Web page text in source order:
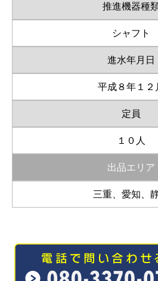
推進機器種
シャフト
進水年月日
平成８年１２
定員
１０人
出品エリア
三重、愛知、